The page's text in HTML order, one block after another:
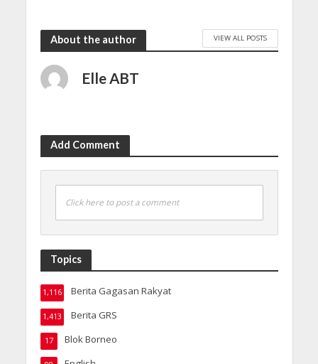
About the author VIEW ALL POSTS
Elle ABT
Add Comment
Click here to post a comment
Topics
Berita Gagasan Rakyat
1,116
Berita GRS
1,413
Blok Borneo
17